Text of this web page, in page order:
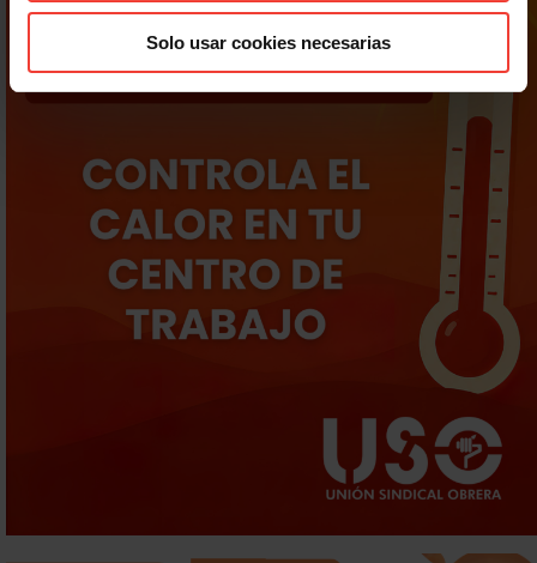
Solo usar cookies necesarias